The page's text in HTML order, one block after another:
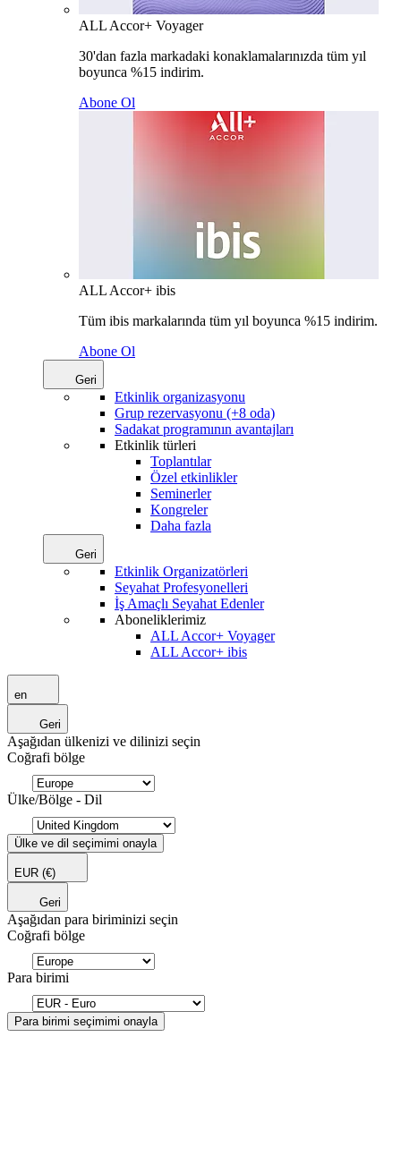
ALL Accor+ Voyager
30'dan fazla markadaki konaklamalarınızda tüm yıl
boyunca %15 indirim.
Abone Ol
ALL Accor+ ibis
Tüm ibis markalarında tüm yıl boyunca %15 indirim.
Abone Ol
Geri
Etkinlik organizasyonu
Grup rezervasyonu (+8 oda)
Sadakat programının avantajları
Etkinlik türleri
Toplantılar
Özel etkinlikler
Seminerler
Kongreler
Daha fazla
Geri
Etkinlik Organizatörleri
Seyahat Profesyonelleri
İş Amaçlı Seyahat Edenler
Aboneliklerimiz
ALL Accor+ Voyager
ALL Accor+ ibis
en
Geri
Aşağıdan ülkenizi ve dilinizi seçin
Coğrafi bölge
Ülke/Bölge - Dil
Ülke ve dil seçimimi onayla
EUR (€)
Geri
Aşağıdan para biriminizi seçin
Coğrafi bölge
Para birimi
Para birimi seçimimi onayla